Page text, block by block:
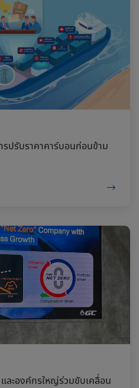
รปรับราคาคาร์บอนก่อนข้าม
ละองค์กรใหญ่ร่วมขับเคลื่อน